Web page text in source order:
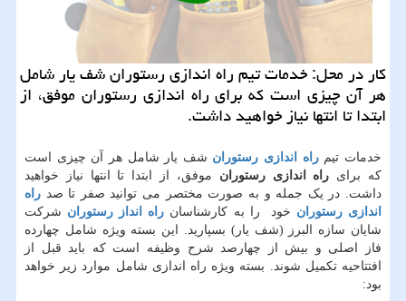
كار در محل: خدمات تیم راه اندازی رستوران شف یار شامل
هر آن چیزی است كه برای راه اندازی رستوران موفق، از
ابتدا تا انتها نیاز خواهید داشت.
خدمات تیمراه اندازی رستوران شف یار شامل هر آن چیزی است
که برای راه اندازی رستوران موفق، از ابتدا تا انتها نیاز خواهید
داشت. در یک جمله و به صورت مختصر می توانید صفر تا صد راه
اندازی رستوران خود را به کارشناسان راه انداز رستوران شرکت
شایان سازه البرز (شف یار) بسپارید. این بسته ویژه شامل چهارده
فاز اصلی و بیش از چهارصد شرح وظیفه است که باید قبل از
افتتاحیه تکمیل شوند. بسته ویژه راه اندازی شامل موارد زیر خواهد
بود: